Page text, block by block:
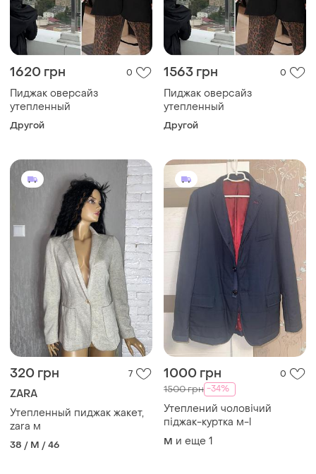
1620 грн 0
Пиджак оверсайз
утепленный
Другой
1563 грн 0
Пиджак оверсайз
утепленный
Другой
320 грн 7
ZARA
Утепленный пиджак жакет,
zara м
38 / M / 46
1000 грн 0
1500 грн -34%
Утеплений чоловічий
піджак-куртка м-l
M и еще 1